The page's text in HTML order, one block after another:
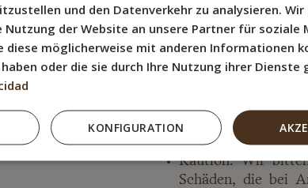
Innenhof
Rezeption von
Klimaanlage in
Kostenlose
Kaution: Wir
Schäden, die bei
und den Datenverkehr zu analysieren.
der Website an unsere Partner für soziale
diese möglicherweise mit anderen Informationen
oder die sie durch Ihre Nutzung ihrer Dienste
KONFIGURATION